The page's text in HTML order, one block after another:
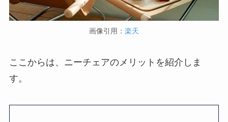
画像引用： 楽天
ここからは、ニーチェアのメリットを紹介しま
す。